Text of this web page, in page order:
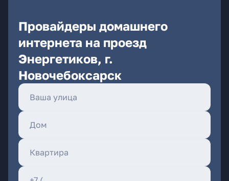
Провайдеры домашнего
интернета на проезд
Энергетиков, г.
Новочебоксарск